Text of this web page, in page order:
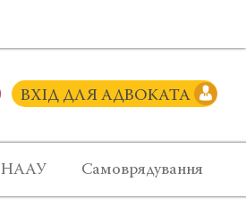
ВХІД ДЛЯ АДВОКАТА
НААУ Самоврядування